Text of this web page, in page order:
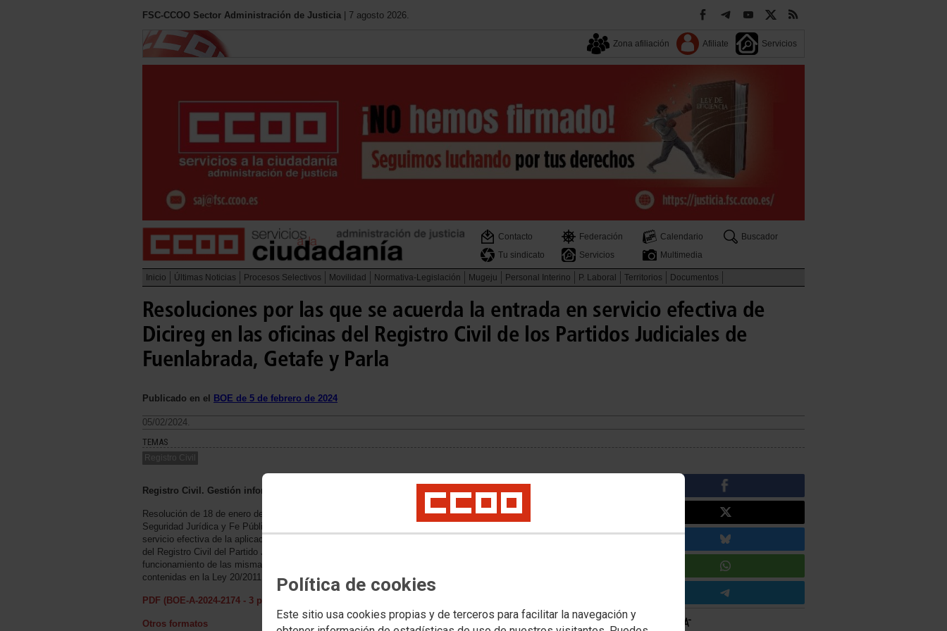
Política de cookies
Este sitio usa cookies propias y de terceros para facilitar la navegación y
FSC-CCOO Sector Administración de Justicia | 7 agosto 2026.
Zona afiliación Afiliate Servicios
Contacto Federación Calendario
Buscador
Tu sindicato
Servicios Multimedia
Inicio Últimas Noticias Procesos Selectivos Movilidad Normativa-Legislación Mugeju Personal Interino P. Laboral Territorios Documentos
Resoluciones por las que se acuerda la entrada en servicio efectiva de
Dicireg en las oficinas del Registro Civil de los Partidos Judiciales de
Fuenlabrada, Getafe y Parla
Publicado en el BOE de 5 de febrero de 2024
05/02/2024.
TEMAS
Registro Civil
Registro Civil. Gestión informatizada
Resolución de 18 de enero de 2024, de la Dirección General de
Seguridad Jurídica y Fe Pública, por la que se acuerda la entrada en
servicio efectiva de la aplicación informática Dicireg en las Oficinas
del Registro Civil del Partido Judicial de Fuenlabrada, para el
funcionamiento de las mismas conforme a las previsiones
contenidas en la Ley 20/2011, de 21 de julio, del Registro Civil
PDF (BOE-A-2024-2174 - 3 págs. - 199 KB)
Otros formatos